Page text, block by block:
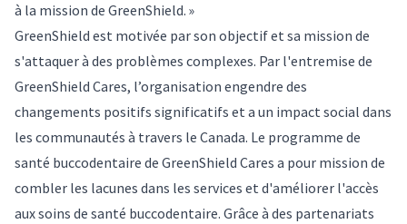
à la mission de GreenShield. »
GreenShield est motivée par son objectif et sa mission de
s'attaquer à des problèmes complexes. Par l'entremise de
GreenShield Cares, l’organisation engendre des
changements positifs significatifs et a un impact social dans
les communautés à travers le Canada. Le programme de
santé buccodentaire de GreenShield Cares a pour mission de
combler les lacunes dans les services et d'améliorer l'accès
aux soins de santé buccodentaire. Grâce à des partenariats